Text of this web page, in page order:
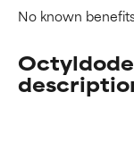
No known